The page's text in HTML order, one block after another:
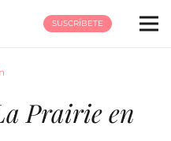
SUSCRÍBETE
Prairie en